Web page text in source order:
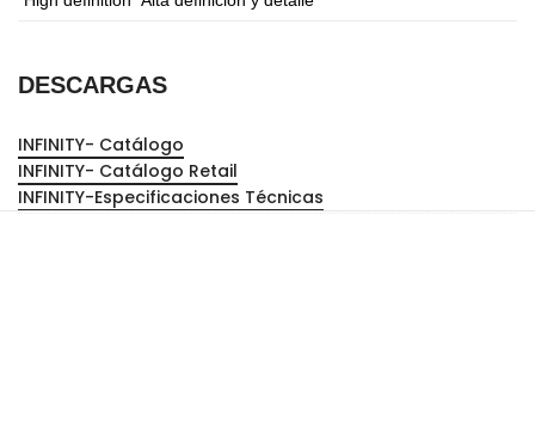
DESCARGAS
INFINITY- Catálogo
INFINITY- Catálogo Retail
INFINITY-Especificaciones Técnicas